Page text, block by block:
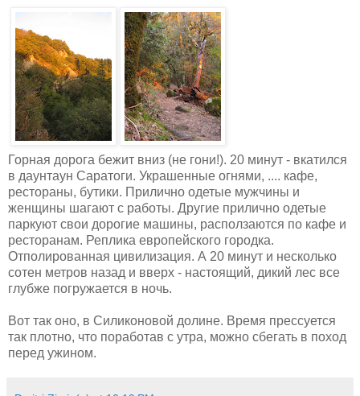
Горная дорога бежит вниз (не гони!). 20 минут - вкатился
в даунтаун Саратоги. Украшенные огнями, .... кафе,
рестораны, бутики. Прилично одетые мужчины и
женщины шагают с работы. Другие прилично одетые
паркуют свои дорогие машины, расползаются по кафе и
ресторанам. Реплика европейского городка.
Отполированная цивилизация. А 20 минут и несколько
сотен метров назад и вверх - настоящий, дикий лес все
глубже погружается в ночь.
Вот так оно, в Силиконовой долине. Время прессуется
так плотно, что поработав с утра, можно сбегать в поход
перед ужином.